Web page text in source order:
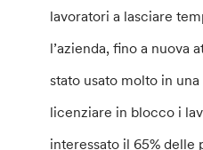
lavoratori a lasciare
l’azienda, fino a nuova
stato usato molto in
licenziare in blocco i
interessato il 65% delle